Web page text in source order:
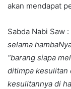
akan mendapat
Sabda Nabi Saw :
selama
“barang siapa
ditimpa kesulitan
kesulitannya di